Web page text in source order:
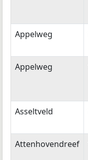
Appelweg
Appelweg
Asseltveld
Attenhovendreef